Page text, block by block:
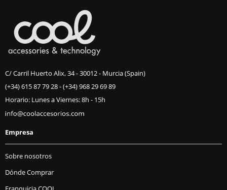
C/ Carril Huerto Alix, 34 - 30012 - Murcia (Spain)
(+34) 615 87 79 28-(+34) 968 29 69 89
Horario: Lunes a Viernes: 8h - 15h
Empresa
Sobre nosotros
Dónde Comprar